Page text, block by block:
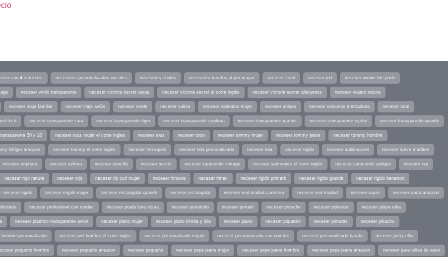
con 4 estuches neceseres personalizados iniciales neceseres chulos neceseres baratos al por mayor neceser zenit neceser xxl neceser winnie the pooh
neceser vinilo transparente neceser victoria secret rayas neceser victoria secret el corte inglés neceser victoria secret aliexpress neceser viajero natura
neceser viaje familiar neceser viaje avión neceser verde neceser valisa neceser valentino mujer neceser unisex neceser unicornio mercadona neceser tumi
tech neceser transparente zara neceser transparente tiger neceser transparente sephora neceser transparente parfois neceser transparente oysho neceser transparente grande
20 x 20 neceser tous mujer el corte ingles neceser tous neceser totto neceser tommy mujer neceser tommy jeans neceser tommy hombre
hilfiger amazon neceser tommy el corte ingles neceser terciopelo neceser tela personalizado neceser tela neceser tejido neceser sublimacion neceser steve madden
neceser sephora neceser señora neceser sencillo neceser secret neceser samsonite vintage neceser samsonite el corte inglés neceser samsonite antiguo neceser rxp
neceser rojo natura neceser rojo neceser rip curl mujer neceser rimowa neceser rimax neceser rigido primark neceser rigido grande neceser rigido benetton
neceser rigido neceser regalo mujer neceser rectangular grande neceser rectangular neceser real madrid carrefour neceser real madrid neceser rayas neceser rarita amazon
neceser profesional con ruedas neceser prada luna rossa neceser portatodo neceser portatil neceser porsche neceser poliester neceser playa rafia
neceser plastico transparente avion neceser plano mujer neceser plano bimba y lola neceser plano neceser piquadro neceser pinturas neceser pikachu
hombre personalizado neceser piel hombre el corte ingles neceser personalizado regalo neceser personalizado con nombre neceser personalizado barato neceser perry ellis
pequeño hombre neceser pequeño amazon neceser pequeño neceser pepe jeans mujer neceser pepe jeans hombre neceser pepe jeans amazon neceser para utiles de aseo